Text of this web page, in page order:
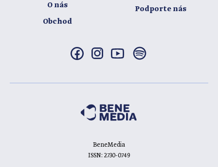
O nás
Obchod
Podporte nás
BeneMedia
ISSN: 2730-0749